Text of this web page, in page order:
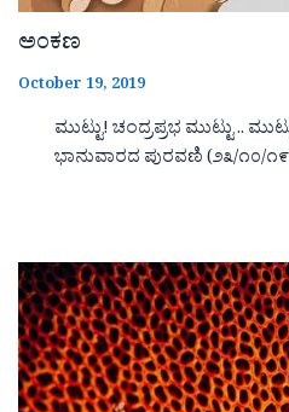
ಅಂಕಣ
October 19, 2019
ಮುಟ್ಟು! ಚಂದ್ರಪ್ರಭ ಮುಟ್ಟು ..
ಭಾನುವಾರದ ಪುರವಣಿ (೨೩/೧೦/